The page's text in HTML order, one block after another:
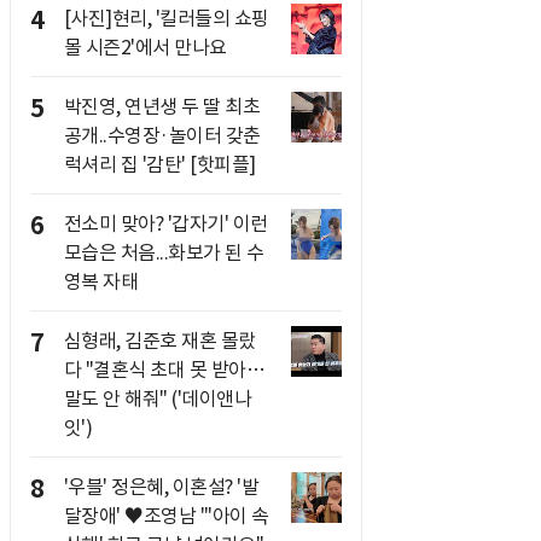
4
[사진]현리, '킬러들의 쇼핑
몰 시즌2'에서 만나요
5
박진영, 연년생 두 딸 최초
공개..수영장·놀이터 갖춘
럭셔리 집 '감탄' [핫피플]
6
전소미 맞아? '갑자기' 이런
모습은 처음...화보가 된 수
영복 자태
7
심형래, 김준호 재혼 몰랐
다 "결혼식 초대 못 받아…
말도 안 해줘" ('데이앤나
잇')
8
'우블' 정은혜, 이혼설? '발
달장애' ♥조영남 "'아이 속